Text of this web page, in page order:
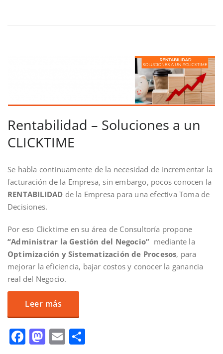
Rentabilidad – Soluciones a un
CLICKTIME
Se habla continuamente de la necesidad de incrementar la
facturación de la Empresa, sin embargo, pocos conocen la
RENTABILIDAD de la Empresa para una efectiva Toma de
Decisiones.
Por eso Clicktime en su área de Consultoría propone
“Administrar la Gestión del Negocio” mediante la
Optimización y Sistematización de Procesos, para
mejorar la eficiencia, bajar costos y conocer la ganancia
real del Negocio.
Leer más
Facebook
Mastodon
Email